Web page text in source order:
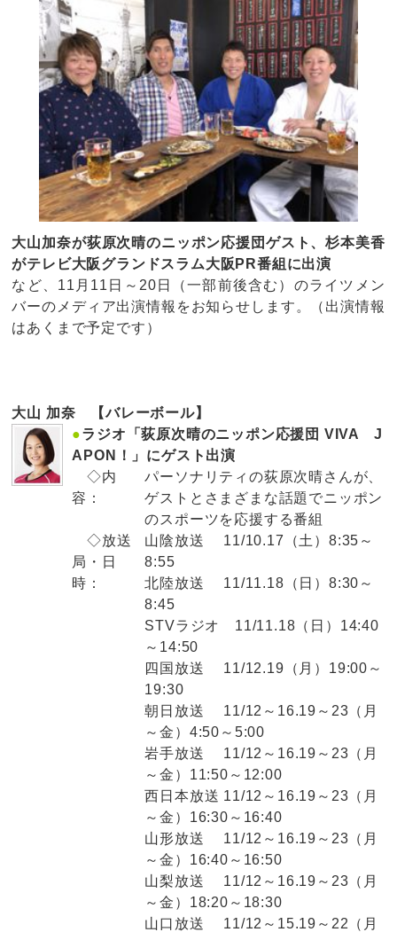
大山加奈が荻原次晴のニッポン応援団ゲスト、杉本美香
がテレビ大阪グランドスラム大阪PR番組に出演
など、11月11日～20日（一部前後含む）のライツメン
バーのメディア出演情報をお知らせします。（出演情報
はあくまで予定です）
大山 加奈 【バレーボール】
●ラジオ「荻原次晴のニッポン応援団 VIVA J
APON！」にゲスト出演
◇内
容：
パーソナリティの荻原次晴さんが、
ゲストとさまざまな話題でニッポン
のスポーツを応援する番組
◇放送
局・日
時：
山陰放送 11/10.17（土）8:35～
8:55
北陸放送 11/11.18（日）8:30～
8:45
STVラジオ 11/11.18（日）14:40
～14:50
四国放送 11/12.19（月）19:00～
19:30
朝日放送 11/12～16.19～23（月
～金）4:50～5:00
岩手放送 11/12～16.19～23（月
～金）11:50～12:00
西日本放送 11/12～16.19～23（月
～金）16:30～16:40
山形放送 11/12～16.19～23（月
～金）16:40～16:50
山梨放送 11/12～16.19～23（月
～金）18:20～18:30
山口放送 11/12～15.19～22（月